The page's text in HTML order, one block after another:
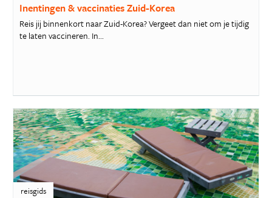
Inentingen & vaccinaties Zuid-Korea
Reis jij binnenkort naar Zuid-Korea? Vergeet dan niet om je tijdig
te laten vaccineren. In...
reisgids